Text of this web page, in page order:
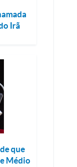
Irã
que
Médio